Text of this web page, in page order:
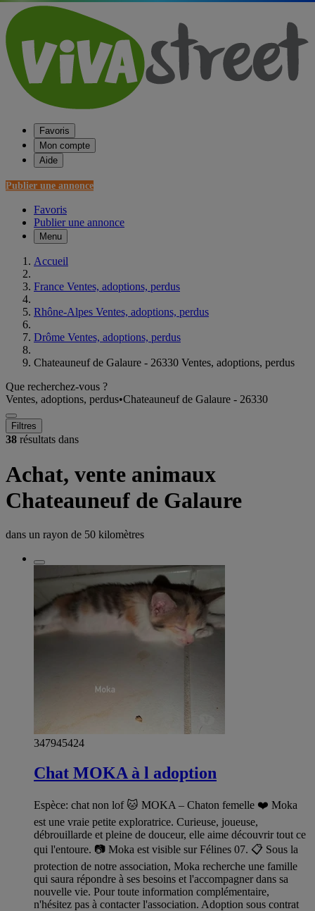
Favoris
Mon compte
Aide
Publier une annonce
Favoris
Publier une annonce
Menu
Accueil
France Ventes, adoptions, perdus
Rhône-Alpes Ventes, adoptions, perdus
Drôme Ventes, adoptions, perdus
Chateauneuf de Galaure - 26330 Ventes, adoptions, perdus
Que recherchez-vous ?
Ventes, adoptions, perdus•Chateauneuf de Galaure - 26330
Filtres
38 résultats dans
Achat, vente animaux
Chateauneuf de Galaure
dans un rayon de 50 kilomètres
347945424
Chat MOKA à l adoption
Espèce: chat non lof 🐱 MOKA – Chaton femelle ❤️ Moka
est une vraie petite exploratrice. Curieuse, joueuse,
débrouillarde et pleine de douceur, elle aime découvrir tout ce
qui l'entoure. 📷 Moka est visible sur Félines 07. 📋 Sous la
protection de notre association, Moka recherche une famille
qui saura répondre à ses besoins et l'accompagner dans sa
nouvelle vie. Pour toute information complémentaire,
n'hésitez pas à contacter l'association. Adoption sous contrat